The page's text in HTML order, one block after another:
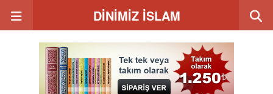
DİNİMİZ İSLAM